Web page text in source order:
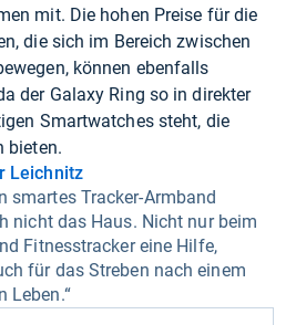
mit. Die hohen Preise für die
die sich im Bereich zwischen
können ebenfalls
der Galaxy Ring so in direkter
Smartwatches steht, die
bieten.
Leichnitz
smartes Tracker-Armband
nicht das Haus. Nicht nur beim
Fitnesstracker eine Hilfe,
für das Streben nach einem
Leben.“